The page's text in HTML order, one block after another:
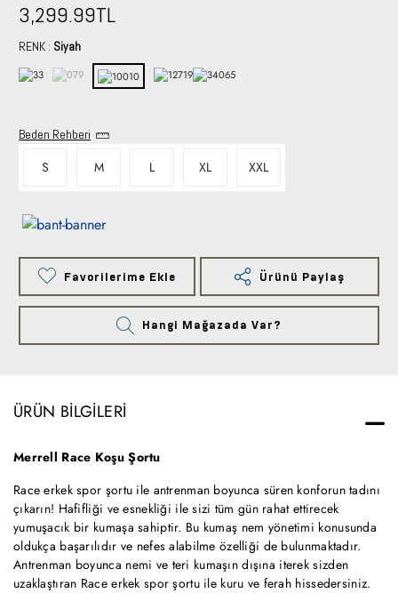
3,299.99TL
RENK : Siyah
Beden Rehberi
S M L XL XXL
Favorilerime Ekle Ürünü Paylaş
Hangi Mağazada Var?
ÜRÜN BILGILERI
Merrell Race Koşu Şortu
Race erkek spor şortu ile antrenman boyunca süren konforun tadını
çıkarın! Hafifliği ve esnekliği ile sizi tüm gün rahat ettirecek
yumuşacık bir kumaşa sahiptir. Bu kumaş nem yönetimi konusunda
oldukça başarılıdır ve nefes alabilme özelliği de bulunmaktadır.
Antrenman boyunca nemi ve teri kumaşın dışına iterek sizden
uzaklaştıran Race erkek spor şortu ile kuru ve ferah hissedersiniz.